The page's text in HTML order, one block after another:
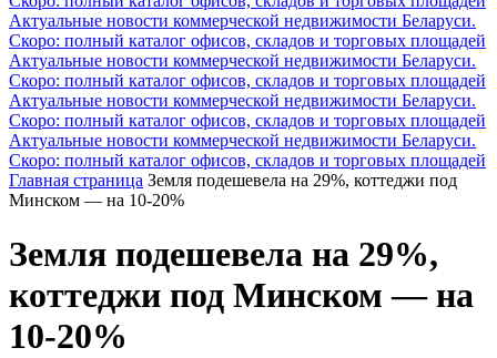
Актуальные новости коммерческой недвижимости Беларуси.
Скоро: полный каталог офисов, складов и торговых площадей
Актуальные новости коммерческой недвижимости Беларуси.
Скоро: полный каталог офисов, складов и торговых площадей
Актуальные новости коммерческой недвижимости Беларуси.
Скоро: полный каталог офисов, складов и торговых площадей
Актуальные новости коммерческой недвижимости Беларуси.
Скоро: полный каталог офисов, складов и торговых площадей
Главная страница Земля подешевела на 29%, коттеджи под
Минском — на 10-20%
Земля подешевела на 29%,
коттеджи под Минском — на
10-20%